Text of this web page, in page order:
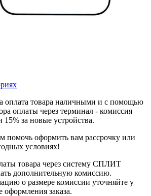
оплата товара наличными и с помощью
оплаты через терминал - комиссия
15% за новые устройства.
помочь оформить вам рассрочку или
условиях!
товара через систему СПЛИТ
дополнительную комиссию.
о размере комиссии уточняйте у
оформления заказа.